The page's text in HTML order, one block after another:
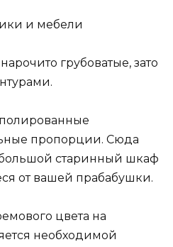
и мебели
грубоватые, зато
пропорции. Сюда
старинный шкаф
от вашей прабабушки.
цвета на
необходимой